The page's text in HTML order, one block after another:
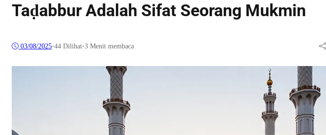
Taḍabbur Adalah Sifat Seorang Mukmin
03/08/2025•44 Dilihat•3 Menit membaca